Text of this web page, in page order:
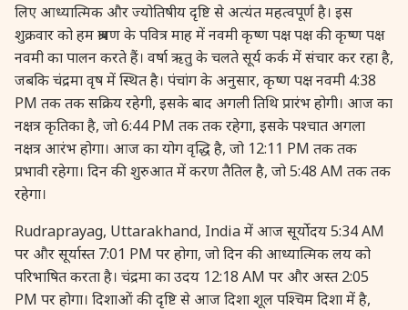
27 August, 2026 Shravana Purnima Vrat
28 August, 2026 Anvadhan
28 August, 2026 Chandra Grahan *Anshika
28 August, 2026
28 August, 2026 Narali Purnima
28 August, 2026 Rakhi
लिए आध्यात्मिक और ज्योतिषीय दृष्टि से अत्यंत महत्वपूर्ण है। इस
शुक्रवार को हम श्रावण के पवित्र माह में नवमी कृष्ण पक्ष पक्ष की कृष्ण पक्ष
नवमी का पालन करते हैं। वर्षा ऋतु के चलते सूर्य कर्क में संचार कर रहा है,
जबकि चंद्रमा वृष में स्थित है। पंचांग के अनुसार, कृष्ण पक्ष नवमी 4:38
PM तक तक सक्रिय रहेगी, इसके बाद अगली तिथि प्रारंभ होगी। आज का
नक्षत्र कृतिका है, जो 6:44 PM तक तक रहेगा, इसके पश्चात अगला
नक्षत्र आरंभ होगा। आज का योग वृद्धि है, जो 12:11 PM तक तक
प्रभावी रहेगा। दिन की शुरुआत में करण तैतिल है, जो 5:48 AM तक तक
रहेगा।
Rudraprayag, Uttarakhand, India में आज सूर्योदय 5:34 AM
पर और सूर्यास्त 7:01 PM पर होगा, जो दिन की आध्यात्मिक लय को
परिभाषित करता है। चंद्रमा का उदय 12:18 AM पर और अस्त 2:05
PM पर होगा। दिशाओं की दृष्टि से आज दिशा शूल पश्चिम दिशा में है,